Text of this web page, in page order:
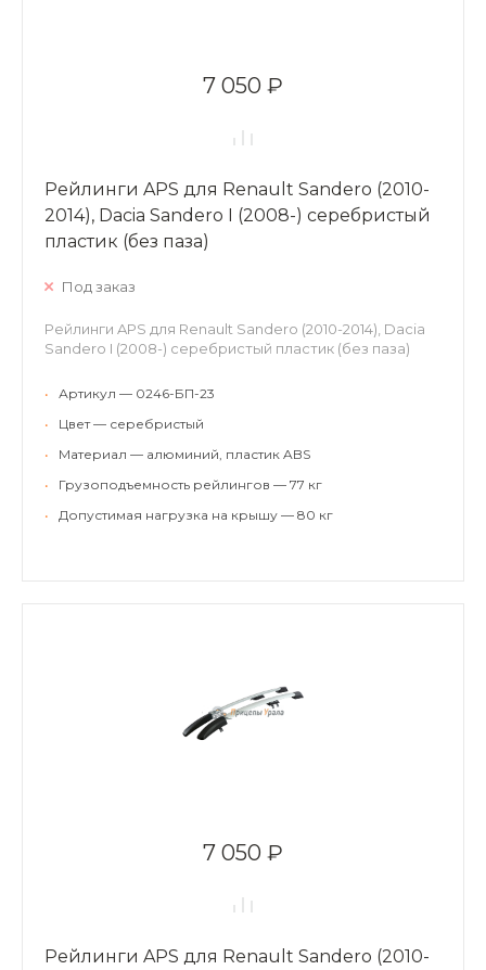
7 050 ₽
Рейлинги APS для Renault Sandero (2010-
2014), Dacia Sandero I (2008-) серебристый
пластик (без паза)
Под заказ
Рейлинги APS для Renault Sandero (2010-2014), Dacia
Sandero I (2008-) серебристый пластик (без паза)
•
Артикул — 0246-БП-23
•
Цвет — серебристый
•
Материал — алюминий, пластик ABS
•
Грузоподъемность рейлингов — 77 кг
•
Допустимая нагрузка на крышу — 80 кг
7 050 ₽
Рейлинги APS для Renault Sandero (2010-